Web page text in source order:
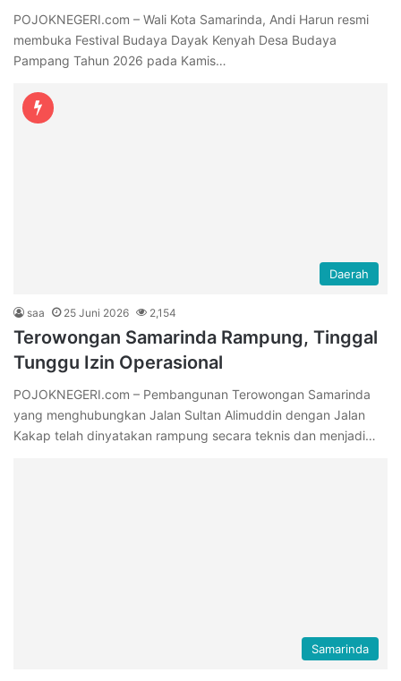
POJOKNEGERI.com – Wali Kota Samarinda, Andi Harun resmi
membuka Festival Budaya Dayak Kenyah Desa Budaya
Pampang Tahun 2026 pada Kamis…
Daerah
saa 25 Juni 2026 2,154
Terowongan Samarinda Rampung, Tinggal
Tunggu Izin Operasional
POJOKNEGERI.com – Pembangunan Terowongan Samarinda
yang menghubungkan Jalan Sultan Alimuddin dengan Jalan
Kakap telah dinyatakan rampung secara teknis dan menjadi…
Samarinda